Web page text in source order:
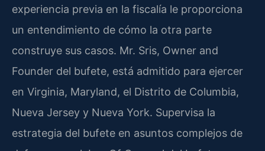
experiencia previa en la fiscalía le proporciona
un entendimiento de cómo la otra parte
construye sus casos. Mr. Sris, Owner and
Founder del bufete, está admitido para ejercer
en Virginia, Maryland, el Distrito de Columbia,
Nueva Jersey y Nueva York. Supervisa la
estrategia del bufete en asuntos complejos de